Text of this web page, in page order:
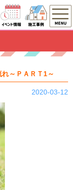
～ＰＡＲＴ1～
2020-03-12